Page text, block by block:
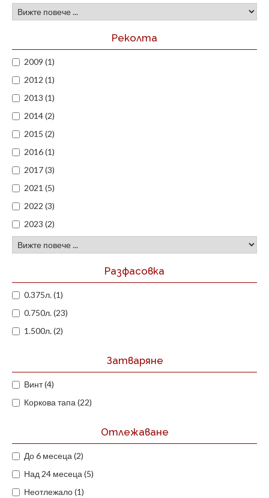
Реколта
2009 (1)
2012 (1)
2013 (1)
2014 (2)
2015 (2)
2016 (1)
2017 (3)
2021 (5)
2022 (3)
2023 (2)
Разфасовка
0.375л. (1)
0.750л. (23)
1.500л. (2)
Затваряне
Винт (4)
Коркова тапа (22)
Отлежаване
До 6 месеца (2)
Над 24 месеца (5)
Неотлежало (1)